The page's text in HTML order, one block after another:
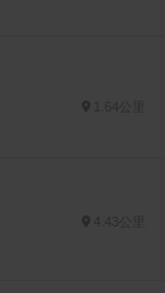
1.64公里
4.43公里